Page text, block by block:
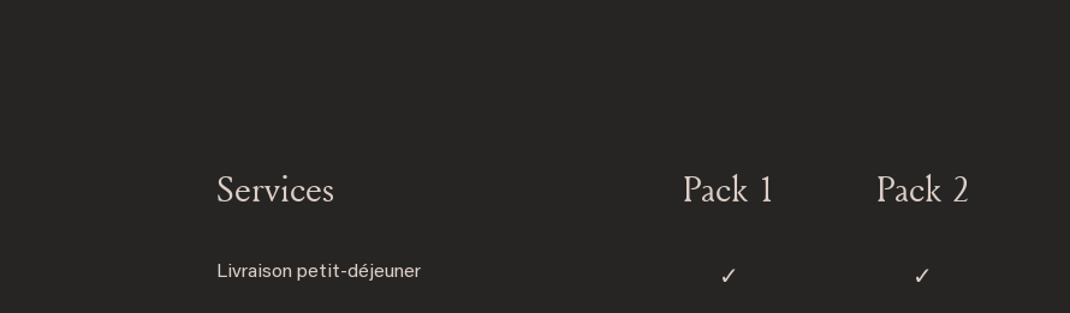
Services Pack 1 Pack 2
Livraison petit-déjeuner ✓︎ ✓︎